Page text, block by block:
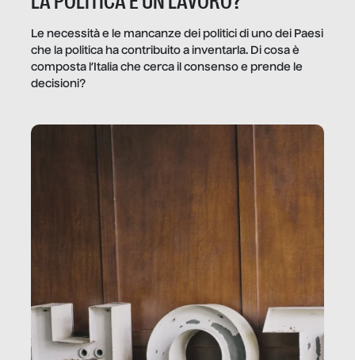
Le necessità e le mancanze dei politici di uno dei Paesi
che la politica ha contribuito a inventarla. Di cosa è
composta l’Italia che cerca il consenso e prende le
decisioni?